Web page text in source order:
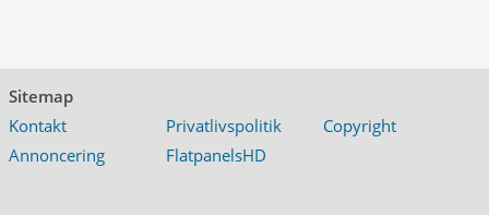
Sitemap
Kontakt
Privatlivspolitik
Copyright
Annoncering
FlatpanelsHD